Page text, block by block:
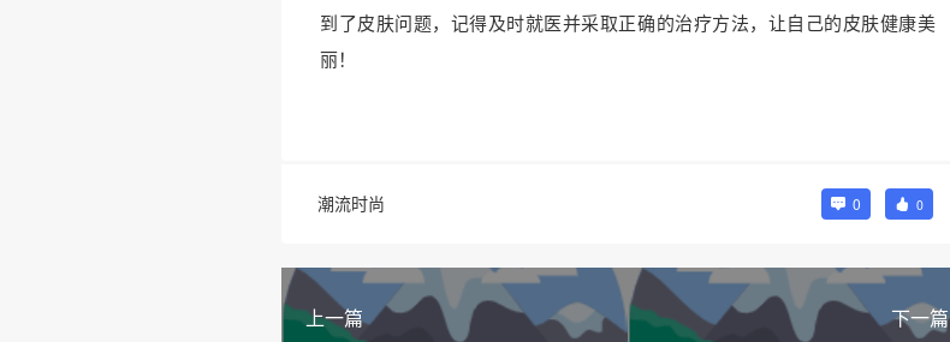
到了皮肤问题，记得及时就医并采取正确的治疗方法，让自己的皮肤健康美
丽！
潮流时尚 0 0
上一篇 下一篇